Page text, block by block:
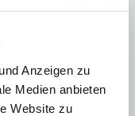
Anzeigen zu
Medien anbieten
Website zu
der berühmte
zählt.
Fußbodenheizung